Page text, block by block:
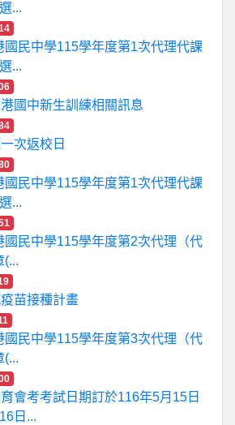
...
國民中學115學年度第1次代理代課
...
國中新生訓練相關訊息
次返校日
國民中學115學年度第1次代理代課
...
國民中學115學年度第2次代理（代
(...
苗接種計畫
國民中學115學年度第3次代理（代
(...
會考考試日期訂於116年5月15日
日...